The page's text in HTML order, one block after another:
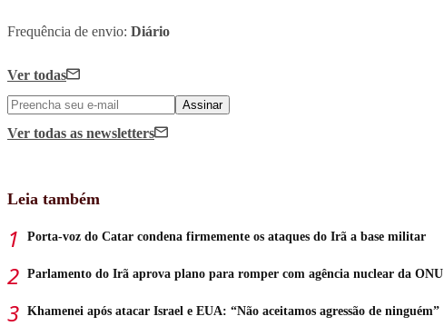
Frequência de envio: Diário
Ver todas
Assinar
Ver todas as newsletters
Leia também
Porta-voz do Catar condena firmemente os ataques do Irã a base militar
Parlamento do Irã aprova plano para romper com agência nuclear da ONU
Khamenei após atacar Israel e EUA: “Não aceitamos agressão de ninguém”